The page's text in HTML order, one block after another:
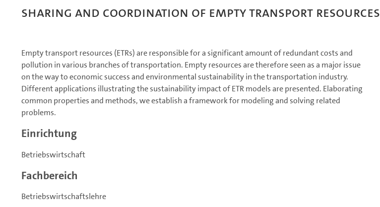
Sharing and Coordination of Empty Transport Resources
Empty transport resources (ETRs) are responsible for a significant amount of redundant costs and
pollution in various branches of transportation. Empty resources are therefore seen as a major issue
on the way to economic success and environmental sustainability in the transportation industry.
Different applications illustrating the sustainability impact of ETR models are presented. Elaborating
common properties and methods, we establish a framework for modeling and solving related
problems.
Einrichtung
Betriebswirtschaft
Fachbereich
Betriebswirtschaftslehre